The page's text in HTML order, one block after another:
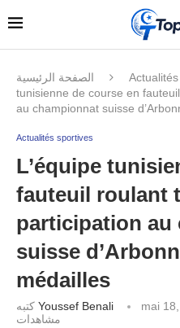
الصفحة الرئيسية
tunisienne de course en
au championnat suisse
Actualités sportives
L’équipe
fauteuil roulant
participation au
suisse
médailles
Youssef Benali mai
مشاهدات